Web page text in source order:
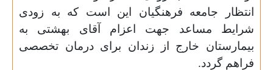
انتظار جامعه فرهنگیان این است که به زودی
شرایط مساعد جهت اعزام آقای بهشتی به
بیمارستان خارج از زندان برای درمان تخصصی
فراهم گردد.